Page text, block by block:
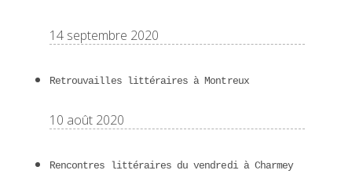
14 septembre 2020
Retrouvailles littéraires à Montreux
10 août 2020
Rencontres littéraires du vendredi à Charmey